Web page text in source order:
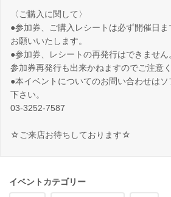
〈ご購入に関して〉
●参加券、ご購入レシートは必ず開催日
お願いいたします。
●参加券、レシートの再発行はできませ
参加券再発行も出来かねますのでご注意く
●本イベントについてのお問い合わせは
下さい。
03-3252-7587
☆ご来店お待ちしております☆
イベントカテゴリー